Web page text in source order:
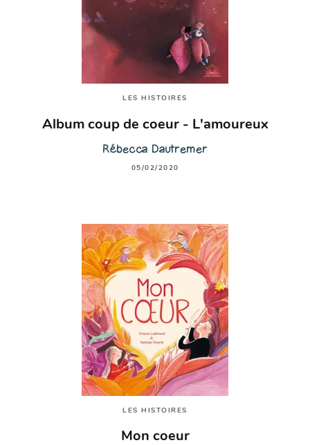
LES HISTOIRES
Album coup de coeur - L'amoureux
Rébecca Dautremer
05/02/2020
LES HISTOIRES
Mon coeur